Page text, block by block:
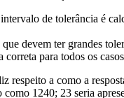
de tolerância é
devem ter grandes
correta para todos os
respeito a como a
1240; 23 seria